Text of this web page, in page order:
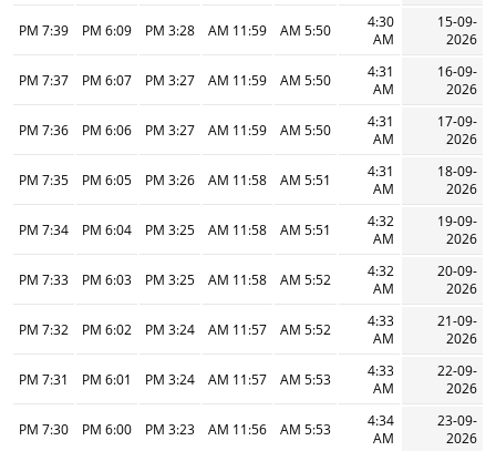
15-09-
2026
4:30
AM
5:50 AM
11:59 AM
3:28 PM
6:09 PM
7:39 PM
16-09-
2026
4:31
AM
5:50 AM
11:59 AM
3:27 PM
6:07 PM
7:37 PM
17-09-
2026
4:31
AM
5:50 AM
11:59 AM
3:27 PM
6:06 PM
7:36 PM
18-09-
2026
4:31
AM
5:51 AM
11:58 AM
3:26 PM
6:05 PM
7:35 PM
19-09-
2026
4:32
AM
5:51 AM
11:58 AM
3:25 PM
6:04 PM
7:34 PM
20-09-
2026
4:32
AM
5:52 AM
11:58 AM
3:25 PM
6:03 PM
7:33 PM
21-09-
2026
4:33
AM
5:52 AM
11:57 AM
3:24 PM
6:02 PM
7:32 PM
22-09-
2026
4:33
AM
5:53 AM
11:57 AM
3:24 PM
6:01 PM
7:31 PM
23-09-
2026
4:34
AM
5:53 AM
11:56 AM
3:23 PM
6:00 PM
7:30 PM